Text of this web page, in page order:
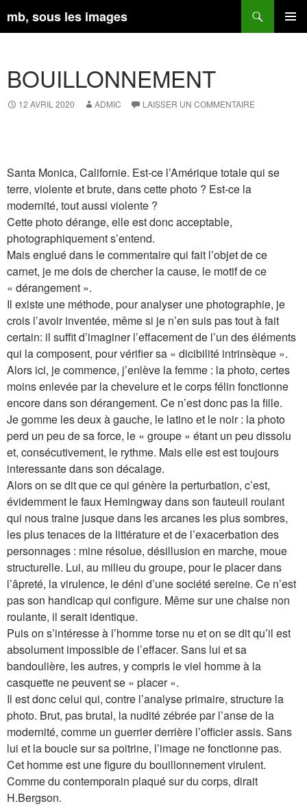
aumb, sous les images
BOUILLONNEMENT
12 AVRIL 2020 ADMIC LAISSER UN COMMENTAIRE
Santa Monica, Californie. Est-ce l’Amérique totale qui se
terre, violente et brute, dans cette photo ? Est-ce la
modernité, tout aussi violente ?
Cette photo dérange, elle est donc acceptable,
photographiquement s’entend.
Mais englué dans le commentaire qui fait l’objet de ce
carnet, je me dois de chercher la cause, le motif de ce
« dérangement ».
Il existe une méthode, pour analyser une photographie, je
crois l’avoir inventée, même si je n’en suis pas tout à fait
certain: il suffit d’imaginer l’effacement de l’un des éléments
qui la composent, pour vérifier sa « dicibilité intrinsèque ».
Alors ici, je commence, j’enlève la femme : la photo, certes
moins enlevée par la chevelure et le corps félin fonctionne
encore dans son dérangement. Ce n’est donc pas la fille.
Je gomme les deux à gauche, le latino et le noir : la photo
perd un peu de sa force, le « groupe » étant un peu dissolu
et, consécutivement, le rythme. Mais elle est est toujours
interessante dans son décalage.
Alors on se dit que ce qui génère la perturbation, c’est,
évidemment le faux Hemingway dans son fauteuil roulant
qui nous traine jusque dans les arcanes les plus sombres,
les plus tenaces de la littérature et de l’exacerbation des
personnages : mine résolue, désillusion en marche, moue
structurelle. Lui, au milieu du groupe, pour le placer dans
l’âpreté, la virulence, le déni d’une société sereine. Ce n’est
pas son handicap qui configure. Même sur une chaise non
roulante, il serait identique.
Puis on s’intéresse à l’homme torse nu et on se dit qu’il est
absolument impossible de l’effacer. Sans lui et sa
bandoulière, les autres, y compris le viel homme à la
casquette ne peuvent se « placer ».
Il est donc celui qui, contre l’analyse primaire, structure la
photo. Brut, pas brutal, la nudité zébrée par l’anse de la
modernité, comme un guerrier derrière l’officier assis. Sans
lui et la boucle sur sa poitrine, l’image ne fonctionne pas.
Cet homme est une figure du bouillonnement virulent.
Comme du contemporain plaqué sur du corps, dirait
H.Bergson.